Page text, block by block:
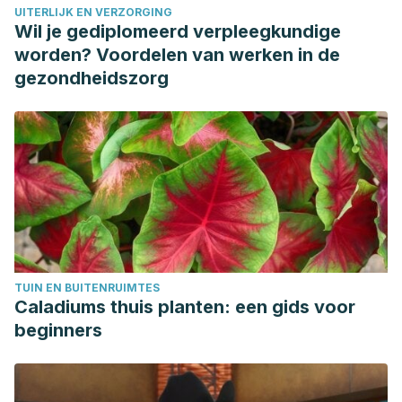
(Cabbage) methanol extract in mice with contact dermatitis.
Pharmacogn Mag. 2018;
MASUZAWA M, MASUZAWA M, ARAKAWA N, HAMADA Y,
Herpes Simplex Virus Type 1. J Nutr Sci Vitaminol (Tokyo).
2016;
Jassim SAA, Naji MA. Novel antiviral agents: A medicinal
plant perspective. Journal of Applied Microbiology. 2003.
UITERLIJK EN VERZORGING
Wil je gediplomeerd verpleegkundige
worden? Voordelen van werken in de
gezondheidszorg
TUIN EN BUITENRUIMTES
Caladiums thuis planten: een gids voor
beginners